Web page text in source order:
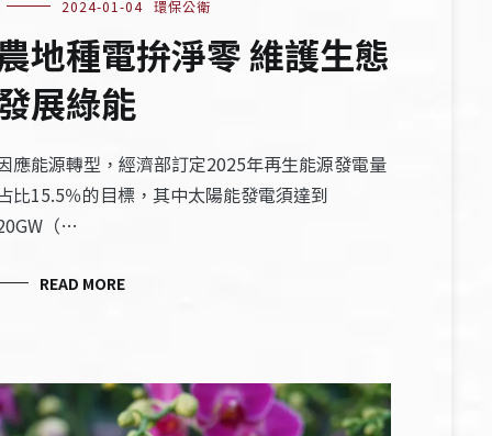
2024-01-04 環保公衛
地種電拚淨零 維護生態
展綠能
應能源轉型，經濟部訂定2025年再生能源發電量
比15.5％的目標，其中太陽能發電須達到
（…
READ MORE